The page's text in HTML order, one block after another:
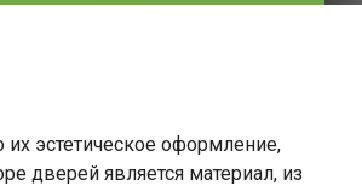
эстетическое оформление,
дверей является материал, из